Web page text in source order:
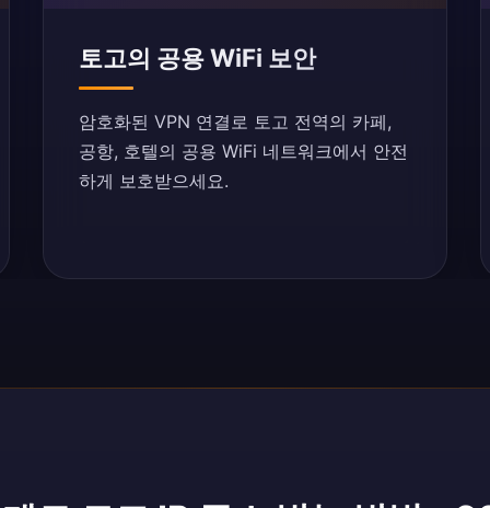
토고의 공용 WiFi 보안
암호화된 VPN 연결로 토고 전역의 카페,
공항, 호텔의 공용 WiFi 네트워크에서 안전
하게 보호받으세요.